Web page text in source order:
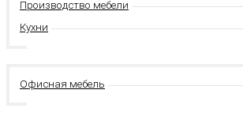
Производство мебели
Кухни
Офисная мебель